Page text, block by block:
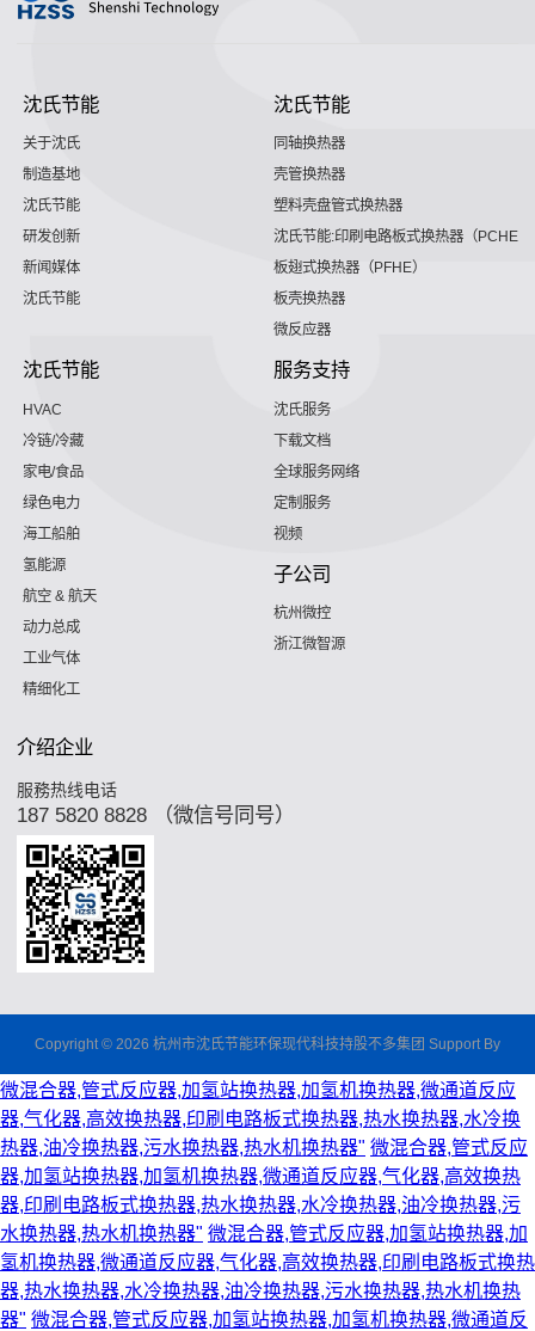
沈氏节能
关于沈氏
制造基地
沈氏节能
研发创新
新闻媒体
沈氏节能
沈氏节能
同轴换热器
壳管换热器
塑料壳盘管式换热器
沈氏节能:印刷电路板式换热器（PCHE）
板翅式换热器（PFHE）
板壳换热器
微反应器
沈氏节能
HVAC
冷链/冷藏
家电/食品
绿色电力
海工船舶
氢能源
航空 & 航天
动力总成
工业气体
精细化工
服务支持
沈氏服务
下载文档
全球服务网络
定制服务
视频
子公司
杭州微控
浙江微智源
介绍企业
服務热线电话
187 5820 8828 （微信号同号）
Copyright © 2026 杭州市沈氏节能环保现代科技持股不多集团 Support By
微混合器,管式反应器,加氢站换热器,加氢机换热器,微通道反应
器,气化器,高效换热器,印刷电路板式换热器,热水换热器,水冷换
热器,油冷换热器,污水换热器,热水机换热器" 微混合器,管式反应
器,加氢站换热器,加氢机换热器,微通道反应器,气化器,高效换热
器,印刷电路板式换热器,热水换热器,水冷换热器,油冷换热器,污
水换热器,热水机换热器" 微混合器,管式反应器,加氢站换热器,加
氢机换热器,微通道反应器,气化器,高效换热器,印刷电路板式换热
器,热水换热器,水冷换热器,油冷换热器,污水换热器,热水机换热
器" 微混合器,管式反应器,加氢站换热器,加氢机换热器,微通道反